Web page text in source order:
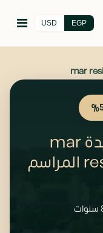
EGP
USD
مار ريزيدنس زايد الجديدة mar
residence new zayed المراسم